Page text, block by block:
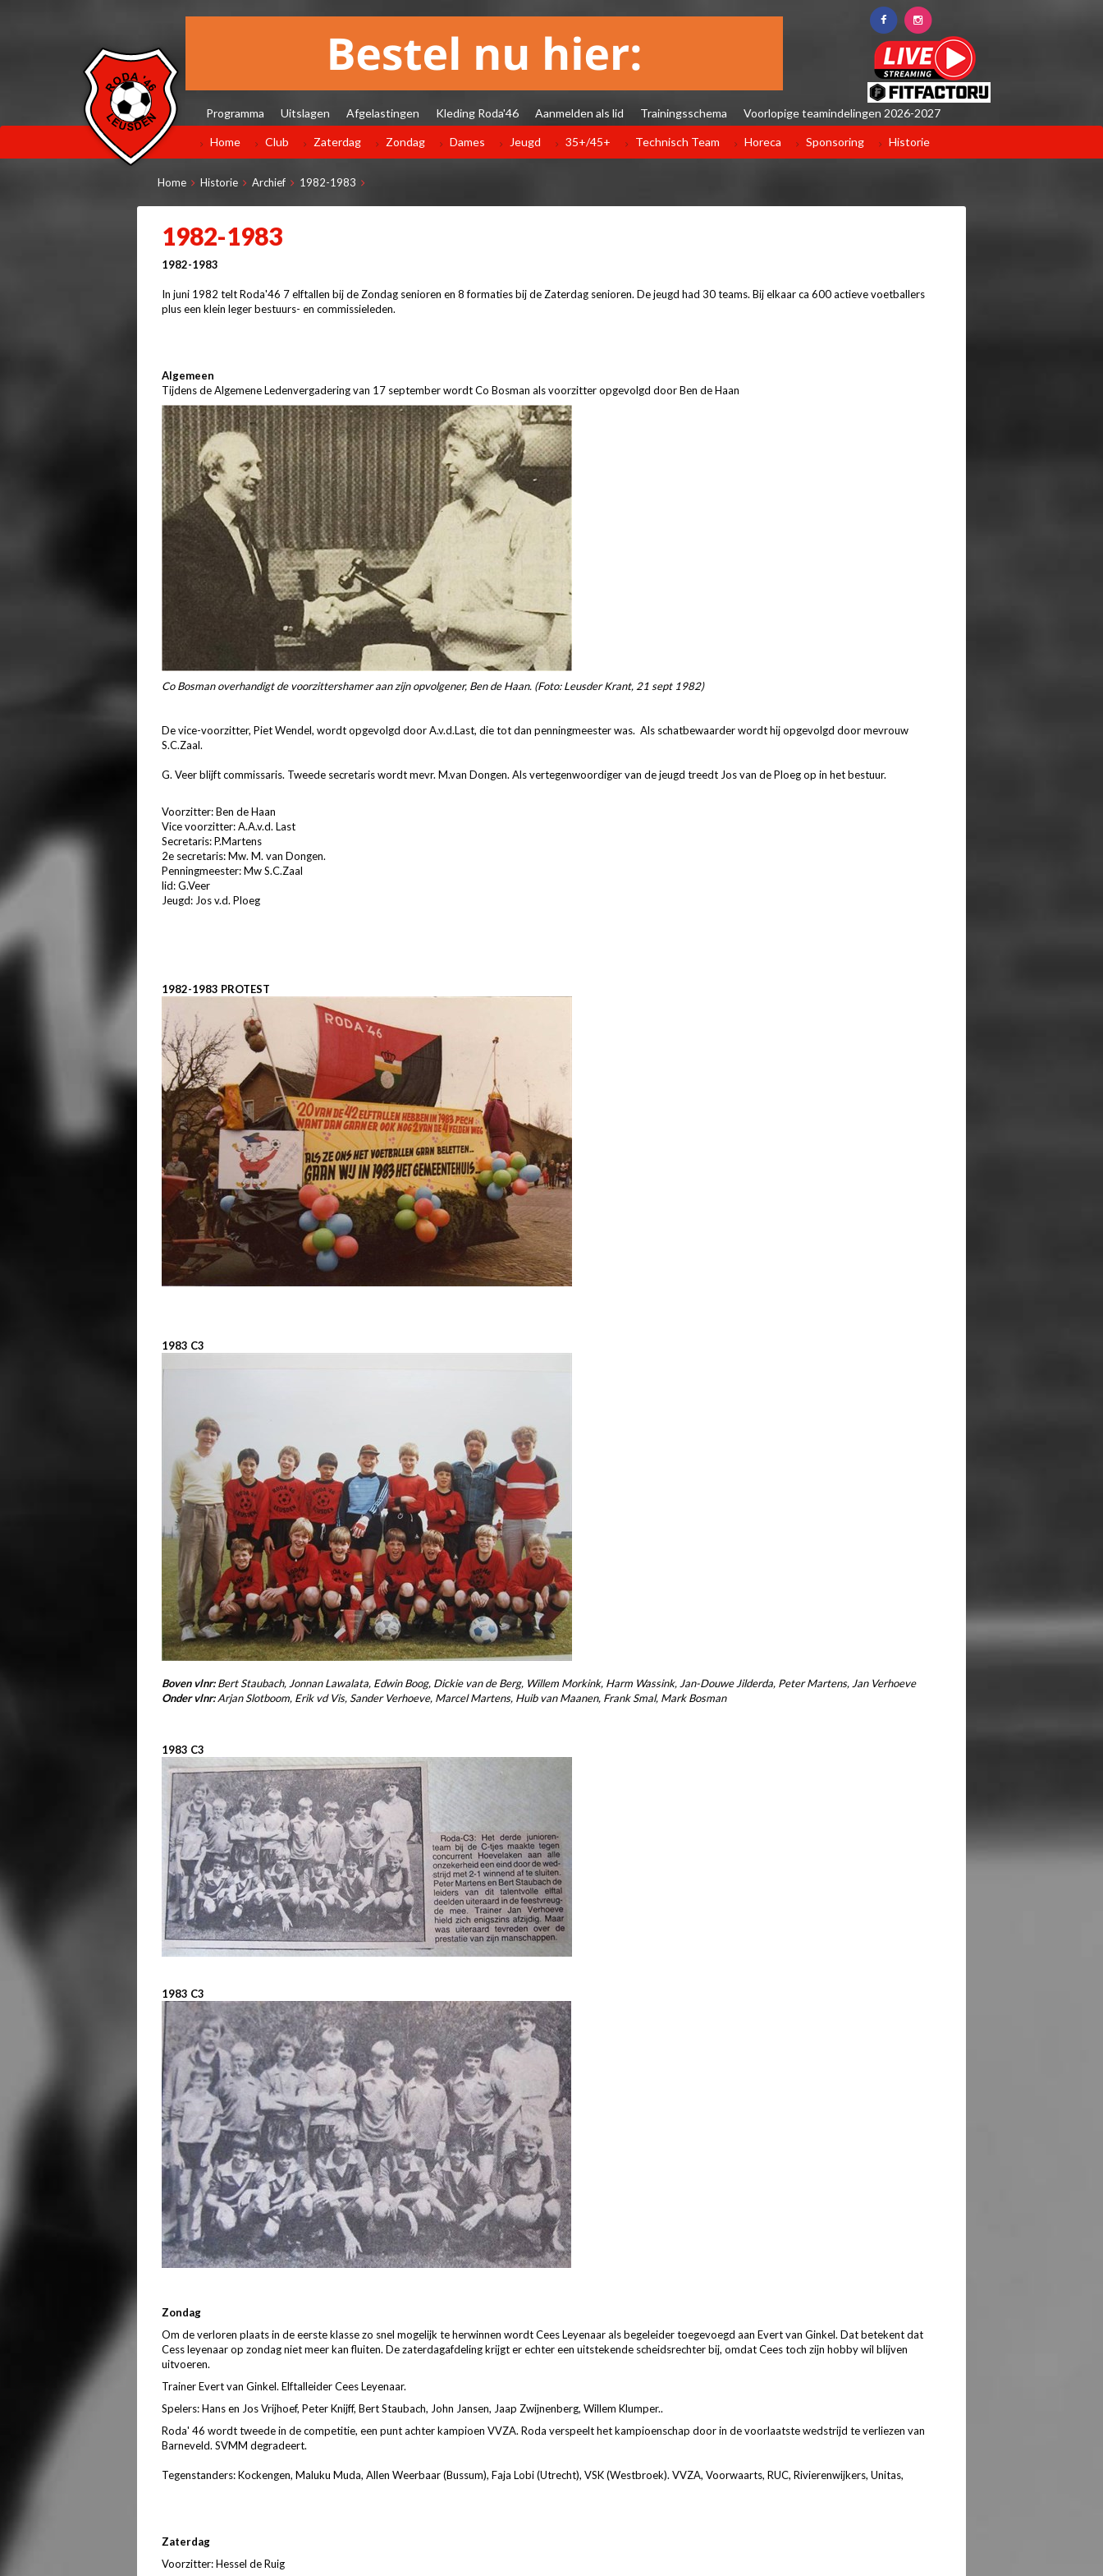
Programma Uitslagen Afgelastingen Kleding Roda'46 Aanmelden als lid Trainingsschema Voorlopige teamindelingen 2026-2027
Home Club Zaterdag Zondag Dames Jeugd 35+/45+ Technisch Team Horeca Sponsoring Historie
Home Historie Archief 1982-1983
1982-1983
1982-1983
In juni 1982 telt Roda'46 7 elftallen bij de Zondag senioren en 8 formaties bij de Zaterdag senioren. De jeugd had 30 teams. Bij elkaar ca 600 actieve voetballers
plus een klein leger bestuurs- en commissieleden.
Algemeen
Tijdens de Algemene Ledenvergadering van 17 september wordt Co Bosman als voorzitter opgevolgd door Ben de Haan
Co Bosman overhandigt de voorzittershamer aan zijn opvolgener, Ben de Haan. (Foto: Leusder Krant, 21 sept 1982)
De vice-voorzitter, Piet Wendel, wordt opgevolgd door A.v.d.Last, die tot dan penningmeester was. Als schatbewaarder wordt hij opgevolgd door mevrouw
S.C.Zaal.
G. Veer blijft commissaris. Tweede secretaris wordt mevr. M.van Dongen. Als vertegenwoordiger van de jeugd treedt Jos van de Ploeg op in het bestuur.
Voorzitter: Ben de Haan
Vice voorzitter: A.A.v.d. Last
Secretaris: P.Martens
2e secretaris: Mw. M. van Dongen.
Penningmeester: Mw S.C.Zaal
lid: G.Veer
Jeugd: Jos v.d. Ploeg
1982-1983 PROTEST
1983 C3
Boven vlnr:Bert Staubach, Jonnan Lawalata, Edwin Boog, Dickie van de Berg, Willem Morkink, Harm Wassink, Jan-Douwe Jilderda, Peter Martens, Jan Verhoeve
Onder vlnr:Arjan Slotboom, Erik vd Vis, Sander Verhoeve, Marcel Martens, Huib van Maanen, Frank Smal, Mark Bosman
1983 C3
1983 C3
Zondag
Om de verloren plaats in de eerste klasse zo snel mogelijk te herwinnen wordt Cees Leyenaar als begeleider toegevoegd aan Evert van Ginkel. Dat betekent dat
Cess leyenaar op zondag niet meer kan fluiten. De zaterdagafdeling krijgt er echter een uitstekende scheidsrechter bij, omdat Cees toch zijn hobby wil blijven
uitvoeren.
Trainer Evert van Ginkel. Elftalleider Cees Leyenaar.
Spelers: Hans en Jos Vrijhoef, Peter Knijff, Bert Staubach, John Jansen, Jaap Zwijnenberg, Willem Klumper..
Roda' 46 wordt tweede in de competitie, een punt achter kampioen VVZA. Roda verspeelt het kampioenschap door in de voorlaatste wedstrijd te verliezen van
Barneveld. SVMM degradeert.
Tegenstanders: Kockengen, Maluku Muda, Allen Weerbaar (Bussum), Faja Lobi (Utrecht), VSK (Westbroek). VVZA, Voorwaarts, RUC, Rivierenwijkers, Unitas,
Zaterdag
Voorzitter: Hessel de Ruig